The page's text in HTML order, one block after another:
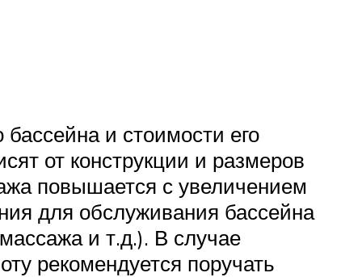
и стоимости его
от конструкции и размеров
повышается с увеличением
для обслуживания бассейна
и т.д.). В случае
рекомендуется поручать